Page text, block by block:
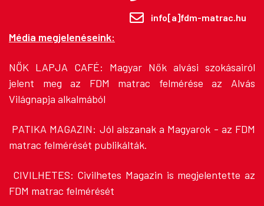
info[a]fdm-matrac.hu
Média megjelenéseink:
NŐK LAPJA CAFÉ: Magyar Nők alvási szokásairól
jelent meg az FDM matrac felmérése az Alvás
Világnapja alkalmából
PATIKA MAGAZIN: Jól alszanak a Magyarok - az FDM
matrac felmérését publikálták.
CIVILHETES: Civilhetes Magazin is megjelentette az
FDM matrac felmérését